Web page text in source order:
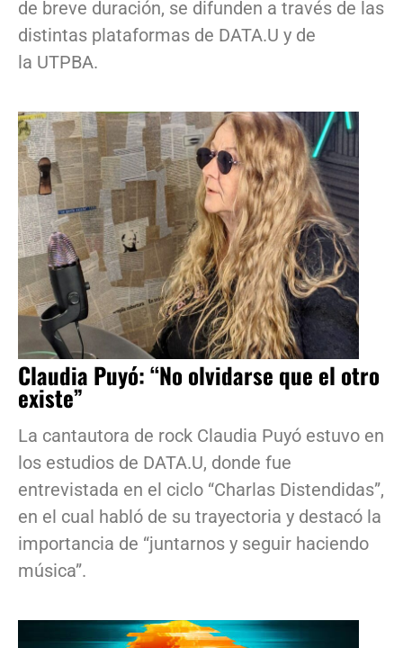
de breve duración, se difunden a través de las
distintas plataformas de DATA.U y de
la UTPBA.
Claudia Puyó: “No olvidarse que el otro
existe”
La cantautora de rock Claudia Puyó estuvo en
los estudios de DATA.U, donde fue
entrevistada en el ciclo “Charlas Distendidas”,
en el cual habló de su trayectoria y destacó la
importancia de “juntarnos y seguir haciendo
música”.